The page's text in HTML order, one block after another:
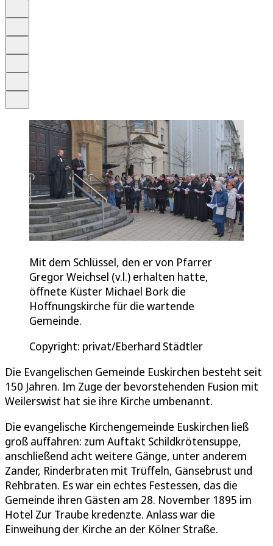
Mit dem Schlüssel, den er von Pfarrer
Gregor Weichsel (v.l.) erhalten hatte,
öffnete Küster Michael Bork die
Hoffnungskirche für die wartende
Gemeinde.
Copyright: privat/Eberhard Städtler
Die Evangelischen Gemeinde Euskirchen besteht seit
150 Jahren. Im Zuge der bevorstehenden Fusion mit
Weilerswist hat sie ihre Kirche umbenannt.
Die evangelische Kirchengemeinde Euskirchen ließ
groß auffahren: zum Auftakt Schildkrötensuppe,
anschließend acht weitere Gänge, unter anderem
Zander, Rinderbraten mit Trüffeln, Gänsebrust und
Rehbraten. Es war ein echtes Festessen, das die
Gemeinde ihren Gästen am 28. November 1895 im
Hotel Zur Traube kredenzte. Anlass war die
Einweihung der Kirche an der Kölner Straße.